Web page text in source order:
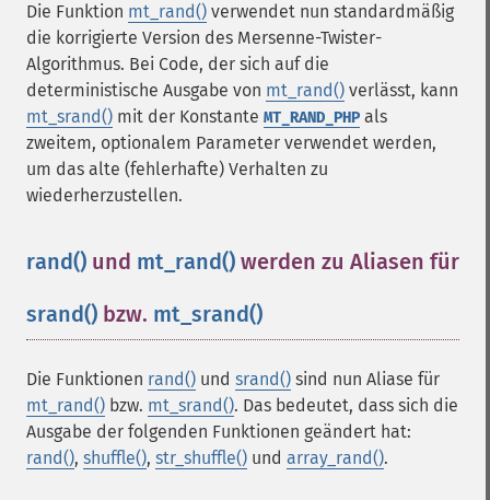
Die Funktion mt_rand() verwendet nun standardmäßig
die korrigierte Version des Mersenne-Twister-
Algorithmus. Bei Code, der sich auf die
deterministische Ausgabe von mt_rand() verlässt, kann
mt_srand() mit der Konstante MT_RAND_PHP als
zweitem, optionalem Parameter verwendet werden,
um das alte (fehlerhafte) Verhalten zu
wiederherzustellen.
rand() und mt_rand() werden zu Aliasen für
srand() bzw. mt_srand()
Die Funktionen rand() und srand() sind nun Aliase für
mt_rand() bzw. mt_srand(). Das bedeutet, dass sich die
Ausgabe der folgenden Funktionen geändert hat:
rand(), shuffle(), str_shuffle() und array_rand().